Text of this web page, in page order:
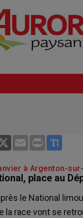
X Email Print
à Argenton-
place au
le National
la race vont se